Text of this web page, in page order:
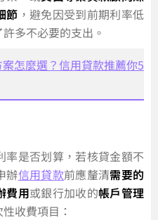
節 ，避免因受到前期利率低
多不必要的支出。
怎麼選？信用貸款推薦你5
率是否划算，若核貸金額不
辦信用貸款前應釐清需要的
費用或銀行加收的帳戶管理
收費項目：